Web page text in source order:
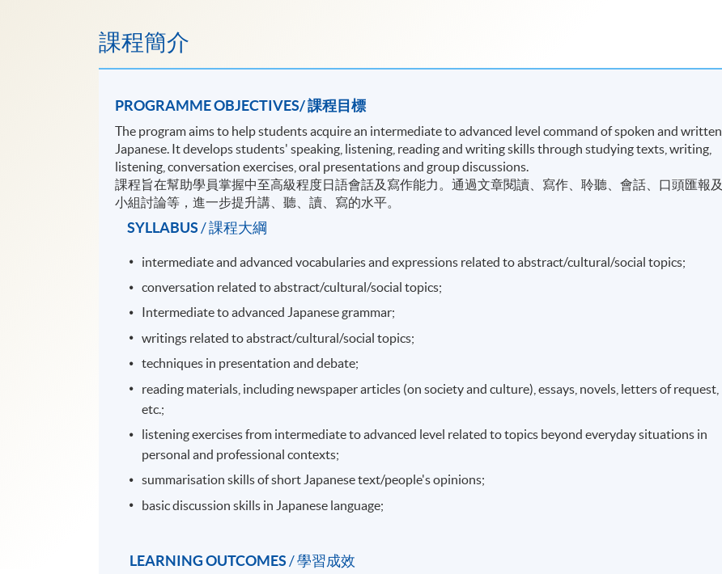
課程簡介
PROGRAMME OBJECTIVES/ 課程目標
The program aims to help students acquire an intermediate to advanced level command of spoken and written
Japanese. It develops students' speaking, listening, reading and writing skills through studying texts, writing,
listening, conversation exercises, oral presentations and group discussions.
課程旨在幫助學員掌握中至高級程度日語會話及寫作能力。通過文章閱讀、寫作、聆聽、會話、口頭匯報及
小組討論等，進一步提升講、聽、讀、寫的水平。
SYLLABUS/ 課程大綱
​intermediate and advanced vocabularies and expressions related to abstract/cultural/social topics;
conversation related to abstract/cultural/social topics;
Intermediate to advanced Japanese grammar;
writings related to abstract/cultural/social topics;
techniques in presentation and debate;
reading materials, including newspaper articles (on society and culture), essays, novels, letters of request,
etc.;
listening exercises from intermediate to advanced level related to topics beyond everyday situations in
personal and professional contexts;
summarisation skills of short Japanese text/people's opinions;
basic discussion skills in Japanese language;
LEARNING OUTCOMES/ 學習成效